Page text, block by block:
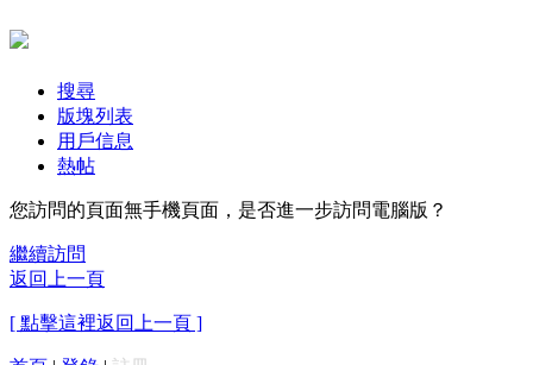
搜尋
版塊列表
用戶信息
熱帖
您訪問的頁面無手機頁面，是否進一步訪問電腦版？
繼續訪問
返回上一頁
[ 點擊這裡返回上一頁 ]